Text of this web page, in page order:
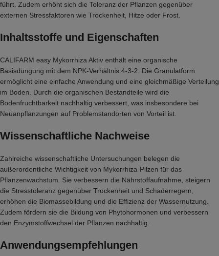
führt. Zudem erhöht sich die Toleranz der Pflanzen gegenüber
externen Stressfaktoren wie Trockenheit, Hitze oder Frost.
Inhaltsstoffe und Eigenschaften
CALIFARM easy Mykorrhiza Aktiv enthält eine organische
Basisdüngung mit dem NPK-Verhältnis 4-3-2. Die Granulatform
ermöglicht eine einfache Anwendung und eine gleichmäßige Verteilung
im Boden. Durch die organischen Bestandteile wird die
Bodenfruchtbarkeit nachhaltig verbessert, was insbesondere bei
Neuanpflanzungen auf Problemstandorten von Vorteil ist.
Wissenschaftliche Nachweise
Zahlreiche wissenschaftliche Untersuchungen belegen die
außerordentliche Wichtigkeit von Mykorrhiza-Pilzen für das
Pflanzenwachstum. Sie verbessern die Nährstoffaufnahme, steigern
die Stresstoleranz gegenüber Trockenheit und Schaderregern,
erhöhen die Biomassebildung und die Effizienz der Wassernutzung.
Zudem fördern sie die Bildung von Phytohormonen und verbessern
den Enzymstoffwechsel der Pflanzen nachhaltig.
Anwendungsempfehlungen